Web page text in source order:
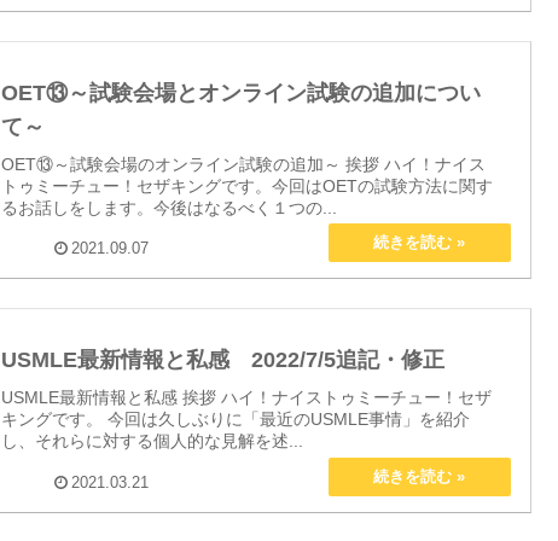
OET⑬～試験会場とオンライン試験の追加につい
て～
OET⑬～試験会場のオンライン試験の追加～ 挨拶 ハイ！ナイス
トゥミーチュー！セザキングです。今回はOETの試験方法に関す
るお話しをします。今後はなるべく１つの...
2021.09.07
USMLE最新情報と私感 2022/7/5追記・修正
USMLE最新情報と私感 挨拶 ハイ！ナイストゥミーチュー！セザ
キングです。 今回は久しぶりに「最近のUSMLE事情」を紹介
し、それらに対する個人的な見解を述...
2021.03.21